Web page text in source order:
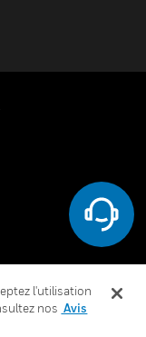
l'utilisation
nos Avis